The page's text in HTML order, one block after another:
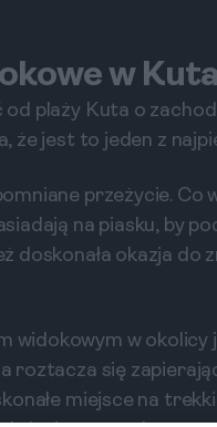
w Kuta
plaży Kuta o
że jest to jeden z
przeżycie.
na piasku, by
doskonała okazja do
widokowym w okolicy
roztacza się
miejsce na